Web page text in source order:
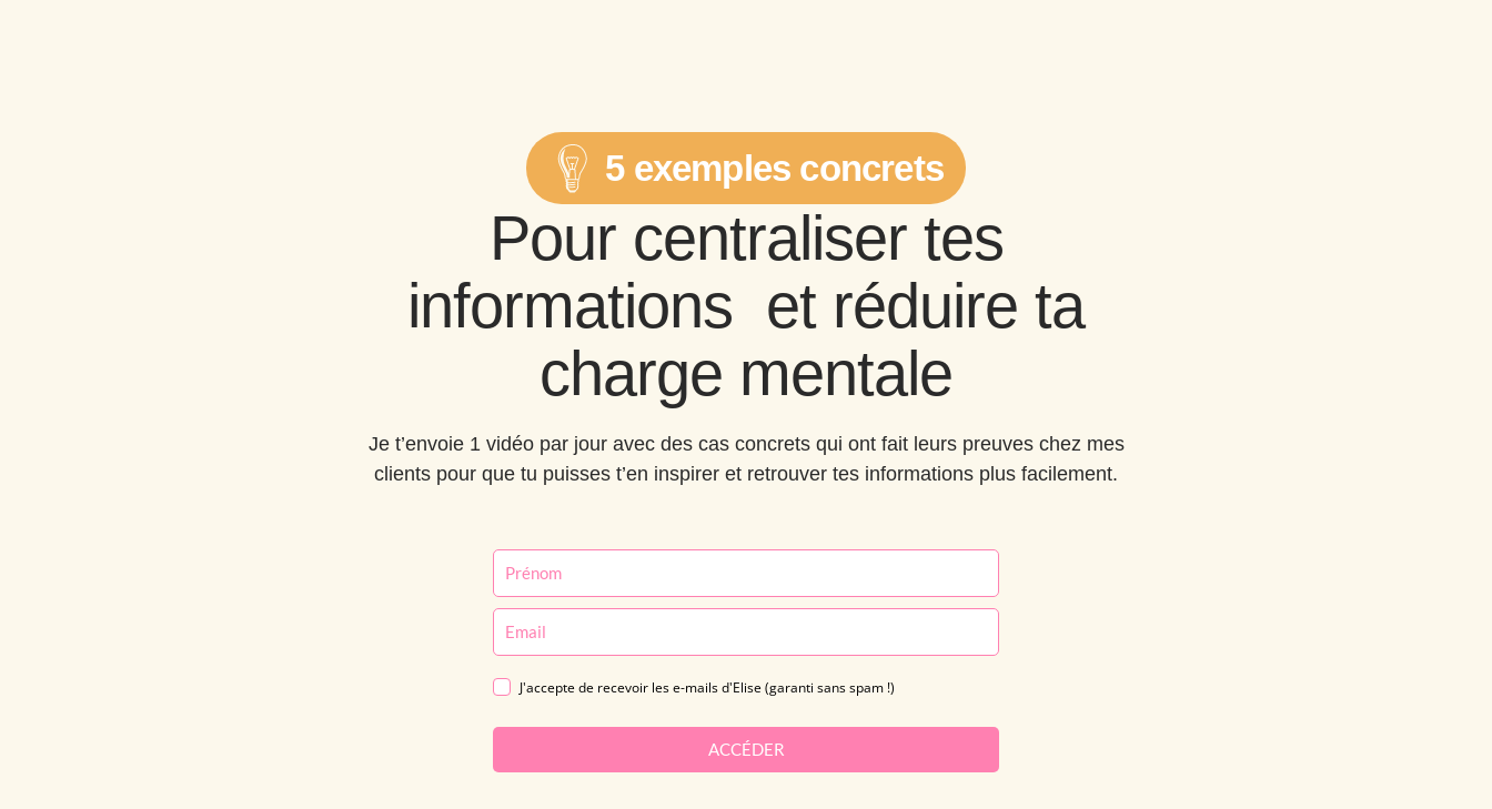
5 exemples concrets
Pour centraliser tes
informations et réduire ta
charge mentale
Je t’envoie 1 vidéo par jour avec des cas concrets qui ont fait leurs preuves chez mes
clients pour que tu puisses t’en inspirer et retrouver tes informations plus facilement.
J'accepte de recevoir les e-mails d'Elise (garanti sans spam !)
ACCÉDER